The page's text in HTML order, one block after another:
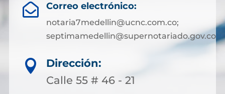
 Correo electrónico:
notaria7medellin@ucnc.com.co;
septimamedellin@supernotariado.gov.co

Dirección:
Calle 55 # 46 - 21